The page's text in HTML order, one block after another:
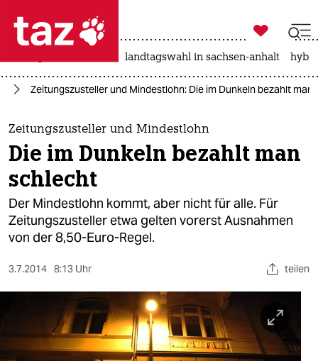
 taz zahl ich
taz zahl ich
themen
politik
öko
gesellschaft
sport
nord

taz zahl ich
landtagswahl in sachsen-anhalt
Zeitungszusteller und Mindestlohn: Die im Dunkeln bezahlt man
Zeitungszusteller und Mindestlohn
Die im Dunkeln bezahlt man
schlecht
Der Mindestlohn kommt, aber nicht für alle. Für
Zeitungszusteller etwa gelten vorerst Ausnahmen
von der 8,50-Euro-Regel.
3.7.2014 8:13 Uhr teilen